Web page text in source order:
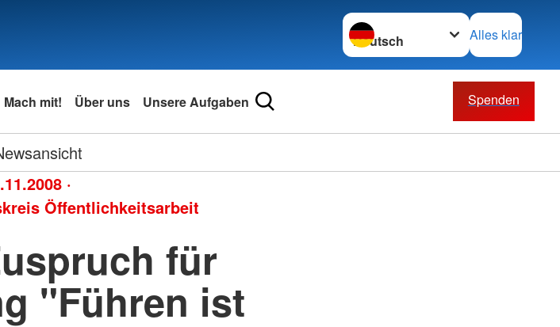
Sprache wechseln zu
Alles klar
Mach mit! Über uns Unsere Aufgaben Spenden
·
Öffentlichkeitsarbeit
für
"Führen ist